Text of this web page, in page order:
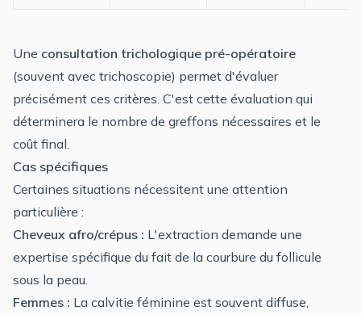
Une consultation trichologique pré-opératoire
(souvent avec trichoscopie) permet d'évaluer
précisément ces critères. C'est cette évaluation qui
déterminera le nombre de greffons nécessaires et le
coût final.
Cas spécifiques
Certaines situations nécessitent une attention
particulière :
Cheveux afro/crépus : L'extraction demande une
expertise spécifique du fait de la courbure du follicule
sous la peau.
Femmes : La calvitie féminine est souvent diffuse,